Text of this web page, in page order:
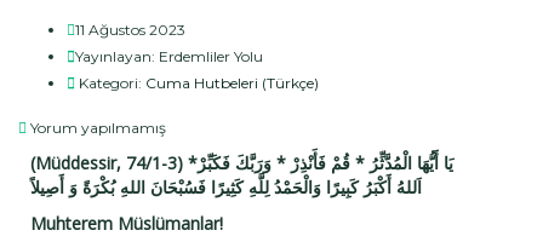
11 Ağustos 2023
Yayınlayan: Erdemliler Yolu
Kategori: Cuma Hutbeleri (Türkçe)
Yorum yapılmamış
(Müddessir, 74/1-3) *يَا أَيُّهَا الْمُدَّثِّرُ * قُمْ فَأَنْذِرْ * وَرَبَّكَ فَكَبِّرْ
اَللهُ أَكْبَرُ كَبِيرًا وَالْحَمْدُ لِلَّهِ كَثِيرًا فَسُبْحَانَ اللهِ بُكْرَةً وَ أَصِيلاً
Muhterem Müslümanlar!